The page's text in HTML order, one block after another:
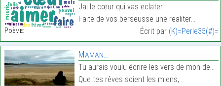
Poème:
Jai le cœur qui vas eclater
Faite de vos berseusse une realiter…
Écrit par (K)=Perle35(#)=
Maman…
Tu aurais voulu écrire les vers de mon destin,
Que tes rêves soient les miens,…